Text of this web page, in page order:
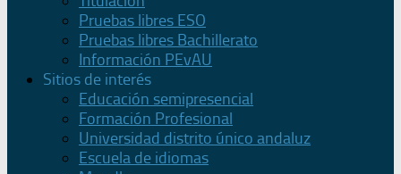
Pruebas libres ESO
Pruebas libres Bachillerato
Información PEvAU
Sitios de interés
Educación semipresencial
Formación Profesional
Universidad distrito único andaluz
Escuela de idiomas